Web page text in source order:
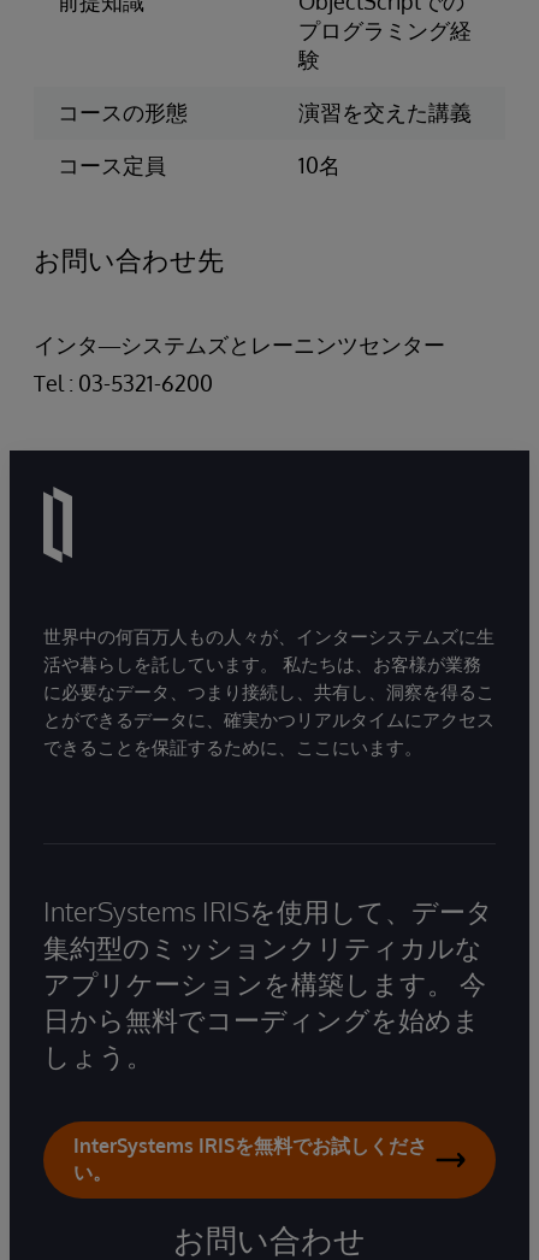
プログラミング経
験
コースの形態
演習を交えた講義
コース定員
10名
お問い合わせ先
インタ―システムズとレーニンツセンター
Tel : 03-5321-6200
世界中の何百万人もの人々が、インターシステムズに生
活や暮らしを託しています。 私たちは、お客様が業務
に必要なデータ、つまり接続し、共有し、洞察を得るこ
とができるデータに、確実かつリアルタイムにアクセス
できることを保証するために、ここにいます。
InterSystems IRISを使用して、データ
集約型のミッションクリティカルな
アプリケーションを構築します。 今
日から無料でコーディングを始めま
しょう。
InterSystems IRISを無料でお試しくださ
い。
お問い合わせ